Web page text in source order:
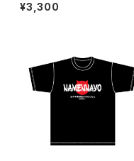
めねこ（なめんなよ）Tシャツ
¥3,300